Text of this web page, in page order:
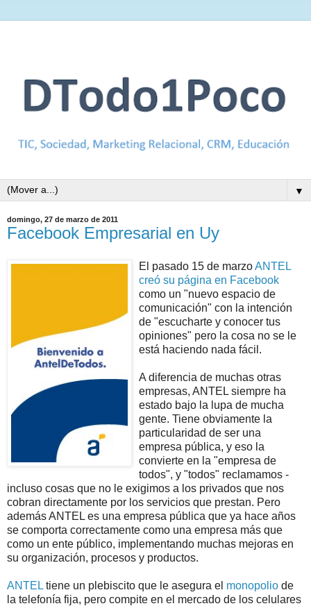
▼
domingo, 27 de marzo de 2011
Facebook Empresarial en Uy
El pasado 15 de marzoANTEL
creó su página en Facebook
como un "nuevo espacio de
comunicación" con la intención
de "escucharte y conocer tus
opiniones" pero la cosa no se le
está haciendo nada fácil.
A diferencia de muchas otras
empresas, ANTEL siempre ha
estado bajo la lupa de mucha
gente. Tiene obviamente la
particularidad de ser una
empresa pública, y eso la
convierte en la "empresa de
todos", y "todos" reclamamos -
incluso cosas que no le exigimos a los privados que nos
cobran directamente por los servicios que prestan. Pero
además ANTEL es una empresa pública que ya hace años
se comporta correctamente como una empresa más que
como un ente público, implementando muchas mejoras en
su organización, procesos y productos.
ANTEL tiene un plebiscito que le asegura el monopolio de
la telefonía fija, pero compite en el mercado de los celulares